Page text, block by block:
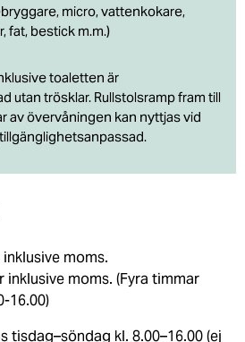
micro, vattenkokare,
fat, bestick m.m.)
toaletten är
utan trösklar. Rullstolsramp fram till
av övervåningen kan nyttjas vid
moms.
moms. (Fyra timmar
16.00)
tisdag–söndag kl. 8.00–16.00 (ej